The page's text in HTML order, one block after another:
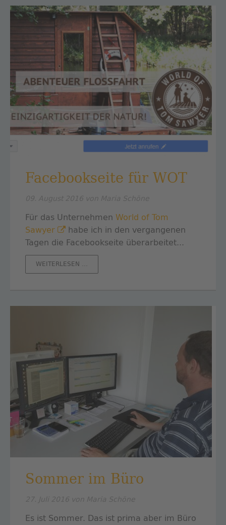
Facebookseite für WOT
Für das Unternehmen World of Tom
Sawyer
habe ich in den vergangenen
Tagen die Facebookseite überarbeitet...
WEITERLESEN …
Sommer im Büro
Es ist Sommer. Das ist prima aber im Büro